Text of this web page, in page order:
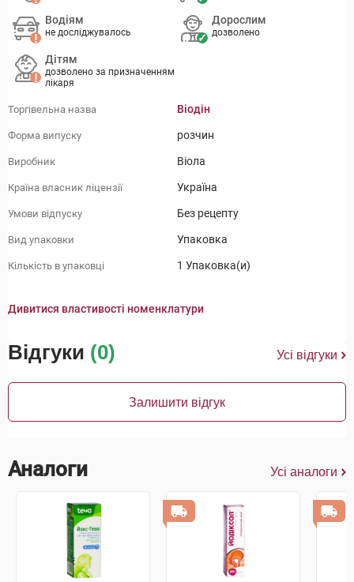
Водіям
не досліджувалось
Дорослим
дозволено
Дітям
дозволено за призначенням
лікаря
Торгівельна назва Віодін
Форма випуску розчин
Виробник Віола
Країна власник ліцензії Україна
Умови відпуску Без рецепту
Вид упаковки Упаковка
Кількість в упаковці 1 Упаковка(и)
Дивитися властивості номенклатури
Відгуки (0) Усі відгуки
Залишити відгук
Аналоги Усі аналоги